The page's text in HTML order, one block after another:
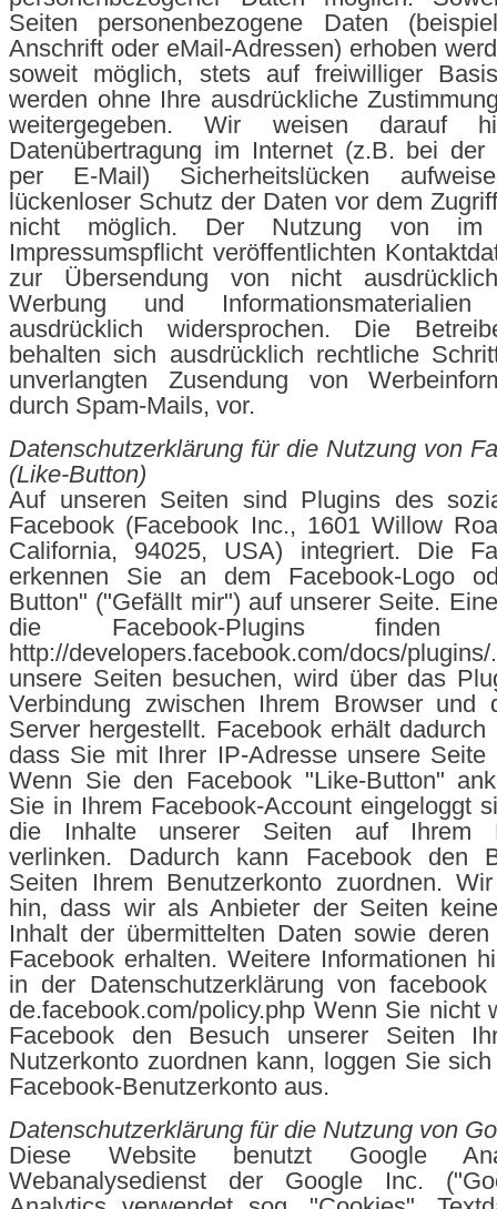
Seiten personenbezogene Daten
Anschrift oder eMail-Adressen) erhoben
soweit möglich, stets auf freiwilliger
werden ohne Ihre ausdrückliche
weitergegeben. Wir weisen darauf
Datenübertragung im Internet (z.B. bei der
per E-Mail) Sicherheitslücken
lückenloser Schutz der Daten vor dem
nicht möglich. Der Nutzung von im
Impressumspflicht veröffentlichten
zur Übersendung von nicht
Werbung und
ausdrücklich widersprochen. Die
behalten sich ausdrücklich rechtliche
unverlangten Zusendung von
durch Spam-Mails, vor.
Datenschutzerklärung für die Nutzung von
(Like-Button)
Auf unseren Seiten sind Plugins des
Facebook (Facebook Inc., 1601 Willow
California, 94025, USA) integriert. Die
erkennen Sie an dem Facebook-Logo
Button" ("Gefällt mir") auf unserer Seite.
die Facebook-Plugins
http://developers.facebook.com/docs/
unsere Seiten besuchen, wird über das
Verbindung zwischen Ihrem Browser und
Server hergestellt. Facebook erhält dadurch
dass Sie mit Ihrer IP-Adresse unsere Seite
Wenn Sie den Facebook "Like-Button"
Sie in Ihrem Facebook-Account eingeloggt
die Inhalte unserer Seiten auf Ihrem
verlinken. Dadurch kann Facebook den
Seiten Ihrem Benutzerkonto zuordnen.
hin, dass wir als Anbieter der Seiten
Inhalt der übermittelten Daten sowie
Facebook erhalten. Weitere Informationen
in der Datenschutzerklärung von
de.facebook.com/policy.php Wenn Sie nicht
Facebook den Besuch unserer Seiten
Nutzerkonto zuordnen kann, loggen Sie
Facebook-Benutzerkonto aus.
Datenschutzerklärung für die Nutzung von
Diese Website benutzt Google
Webanalysedienst der Google Inc.